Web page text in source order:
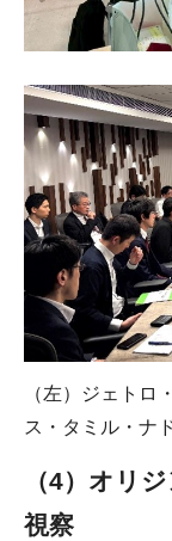
（左）ジェト
ス・タミル・ナ
（4）オリ
視察